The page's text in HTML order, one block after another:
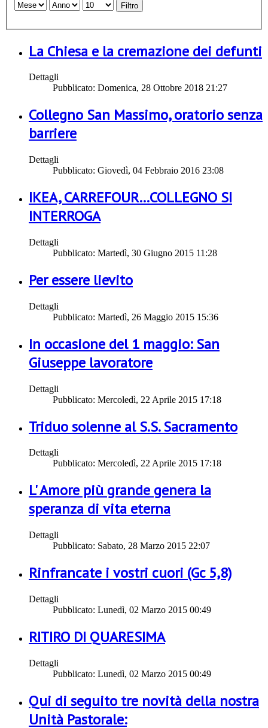
Filtro
La Chiesa e la cremazione dei defunti
Dettagli
Pubblicato: Domenica, 28 Ottobre 2018 21:27
Collegno San Massimo, oratorio senza
barriere
Dettagli
Pubblicato: Giovedì, 04 Febbraio 2016 23:08
IKEA, CARREFOUR…COLLEGNO SI
INTERROGA
Dettagli
Pubblicato: Martedì, 30 Giugno 2015 11:28
Per essere lievito
Dettagli
Pubblicato: Martedì, 26 Maggio 2015 15:36
In occasione del 1 maggio: San
Giuseppe lavoratore
Dettagli
Pubblicato: Mercoledì, 22 Aprile 2015 17:18
Triduo solenne al S.S. Sacramento
Dettagli
Pubblicato: Mercoledì, 22 Aprile 2015 17:18
L' Amore più grande genera la
speranza di vita eterna
Dettagli
Pubblicato: Sabato, 28 Marzo 2015 22:07
Rinfrancate i vostri cuori (Gc 5,8)
Dettagli
Pubblicato: Lunedì, 02 Marzo 2015 00:49
RITIRO DI QUARESIMA
Dettagli
Pubblicato: Lunedì, 02 Marzo 2015 00:49
Qui di seguito tre novità della nostra
Unità Pastorale: